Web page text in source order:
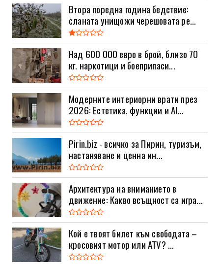
Втора поредна година бедствие:
сланата унищожи черешовата ре...
Над 600 000 евро в брой, близо 70
кг. наркотици и боеприпаси...
Модерните интериорни врати през
2026: Естетика, функции и AI...
Pirin.biz - всичко за Пирин, туризъм,
настаняване и ценна ин...
Архитектура на вниманието в
движение: Какво всъщност са игра...
Кой е твоят билет към свободата –
кросовият мотор или ATV? ...